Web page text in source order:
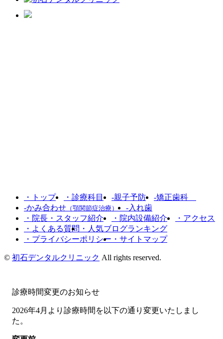
・トップ ・診療科目 -親子予防
-矯正歯科
-かみ合わせ （顎関節症治療）
-入れ歯
・院長・スタッフ紹介
・院内設備紹介
・アクセス
・よくある質問 ・人気ブログランキング
・プライバシーポリシー ・サイトマップ
© 初石デンタルクリニック All rights reserved.
診療時間変更のお知らせ
2026年4月より診療時間を 以下の通り変更いたしまし
た。